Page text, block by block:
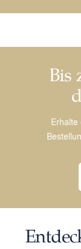
Bis
Erhalte